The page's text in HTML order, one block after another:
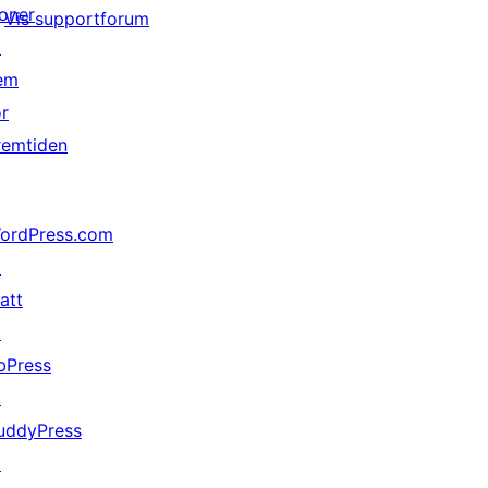
Vis supportforum